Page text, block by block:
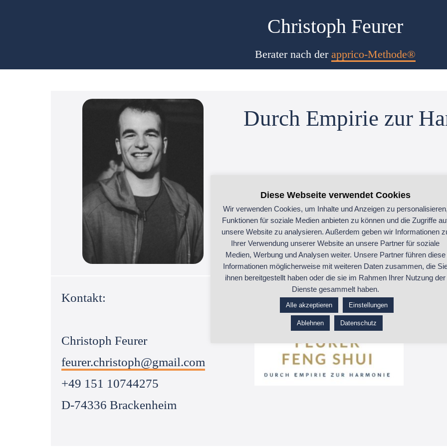
Christoph Feurer
Berater nach der apprico-Methode®
Durch Empirie zur
Kontakt:
Christoph Feurer
feurer.christoph@gmail.com
+49 151 10744275
D-74336 Brackenheim
Diese Webseite verwendet Cookies
Wir verwenden Cookies, um Inhalte und Anzeigen zu
Funktionen für soziale Medien anbieten zu können und die Zugriffe
unsere Website zu analysieren. Außerdem geben wir Informationen
Ihrer Verwendung unserer Website an unsere Partner für soziale
Medien, Werbung und Analysen weiter. Unsere Partner führen diese
Informationen möglicherweise mit weiteren Daten zusammen, die
ihnen bereitgestellt haben oder die sie im Rahmen Ihrer Nutzung der
Dienste gesammelt haben.
Alle akzeptieren Einstellungen
Ablehnen Datenschutz